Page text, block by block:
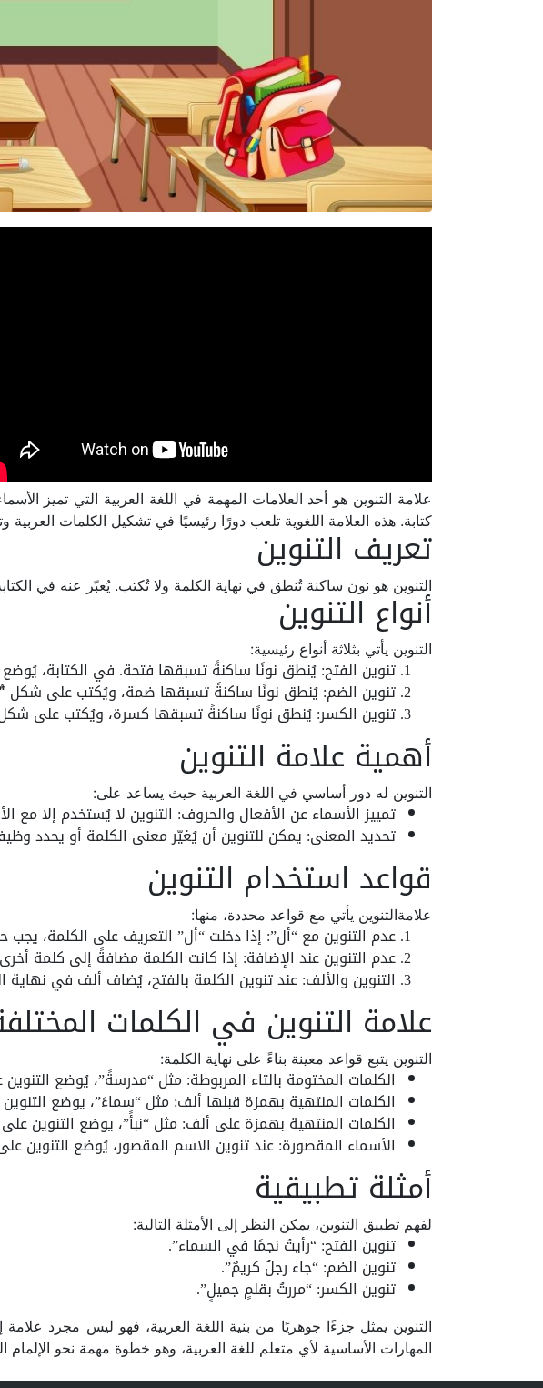
علامة التنوين هو أحد العلامات المهمة في اللغة العربية التي تميز
كتابة. هذه العلامة اللغوية تلعب دورًا رئيسيًا في تشكيل الكلمات العربية
تعريف التنوين
التنوين هو نون ساكنة تُنطق في نهاية الكلمة ولا تُكتب. يُعبّر عنه في
أنواع التنوين
التنوين يأتي بثلاثة أنواع رئيسية:
تنوين الفتح: يُنطق نونًا ساكنةً تسبقها فتحة. في الكتابة،
تنوين الضم: يُنطق نونًا ساكنةً تسبقها ضمة، ويُكتب على شكل
تنوين الكسر: يُنطق نونًا ساكنةً تسبقها كسرة، ويُكتب على شكل
أهمية علامة التنوين
التنوين له دور أساسي في اللغة العربية حيث يساعد على:
تمييز الأسماء عن الأفعال والحروف: التنوين لا يُستخدم إلا مع
تحديد المعنى: يمكن للتنوين أن يُغيّر معنى الكلمة أو يحدد
قواعد استخدام التنوين
علامةالتنوين يأتي مع قواعد محددة، منها:
عدم التنوين مع “أل”: إذا دخلت “أل” التعريف على الكلمة،
عدم التنوين عند الإضافة: إذا كانت الكلمة مضافةً إلى كلمة
التنوين والألف: عند تنوين الكلمة بالفتح، يُضاف ألف في
علامة التنوين في الكلمات
التنوين يتبع قواعد معينة بناءً على نهاية الكلمة:
الكلمات المختومة بالتاء المربوطة: مثل “مدرسةً”، يُوضع
الكلمات المنتهية بهمزة قبلها ألف: مثل “سماءً”، يوضع
الكلمات المنتهية بهمزة على ألف: مثل “نبأً”، يوضع التنوين
الأسماء المقصورة: عند تنوين الاسم المقصور، يُوضع
أمثلة تطبيقية
لفهم تطبيق التنوين، يمكن النظر إلى الأمثلة التالية:
تنوين الفتح: “رأيتُ نجمًا في السماء”.
تنوين الضم: “جاء رجلٌ كريمٌ”.
تنوين الكسر: “مررتُ بقلمٍ جميلٍ”.
التنوين يمثل جزءًا جوهريًا من بنية اللغة العربية، فهو ليس مجرد
المهارات الأساسية لأي متعلم للغة العربية، وهو خطوة مهمة نحو